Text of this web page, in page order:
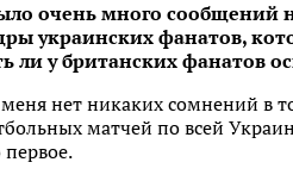
очень много сообщений
украинских фанатов,
ли у британских фанатов
нет никаких сомнений в
матчей по всей
первое.